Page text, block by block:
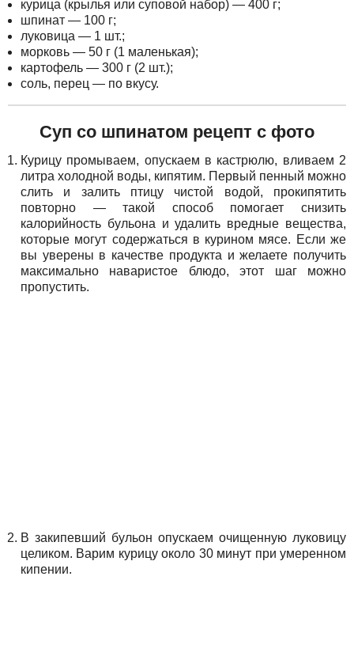
курица (крылья или суповой набор) — 400 г;
шпинат — 100 г;
луковица — 1 шт.;
морковь — 50 г (1 маленькая);
картофель — 300 г (2 шт.);
соль, перец — по вкусу.
Суп со шпинатом рецепт с фото
Курицу промываем, опускаем в кастрюлю, вливаем 2
литра холодной воды, кипятим. Первый пенный можно
слить и залить птицу чистой водой, прокипятить
повторно — такой способ помогает снизить
калорийность бульона и удалить вредные вещества,
которые могут содержаться в курином мясе. Если же
вы уверены в качестве продукта и желаете получить
максимально наваристое блюдо, этот шаг можно
пропустить.
В закипевший бульон опускаем очищенную луковицу
целиком. Варим курицу около 30 минут при умеренном
кипении.